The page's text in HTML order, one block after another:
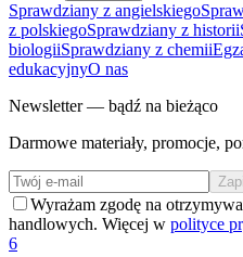
Sprawdziany z angielskiego
z polskiegoSprawdziany z historii
biologiiSprawdziany z chemii
edukacyjnyO nas
Newsletter — bądź na bieżąco
Darmowe materiały, promocje,
Wyrażam zgodę na
handlowych. Więcej w polityce
6